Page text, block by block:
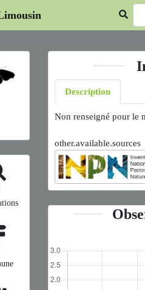
Description
Non renseigné pour le
other.available.sources